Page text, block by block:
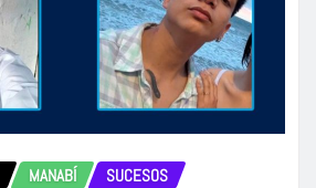
MANABÍ SUCESOS